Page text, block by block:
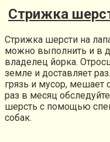
Стрижка
Стрижка шерсти на
можно выполнить и в
владелец йорка.
земле и доставляет
грязь и мусор, мешает
раз в месяц
шерсть с помощью
собак.